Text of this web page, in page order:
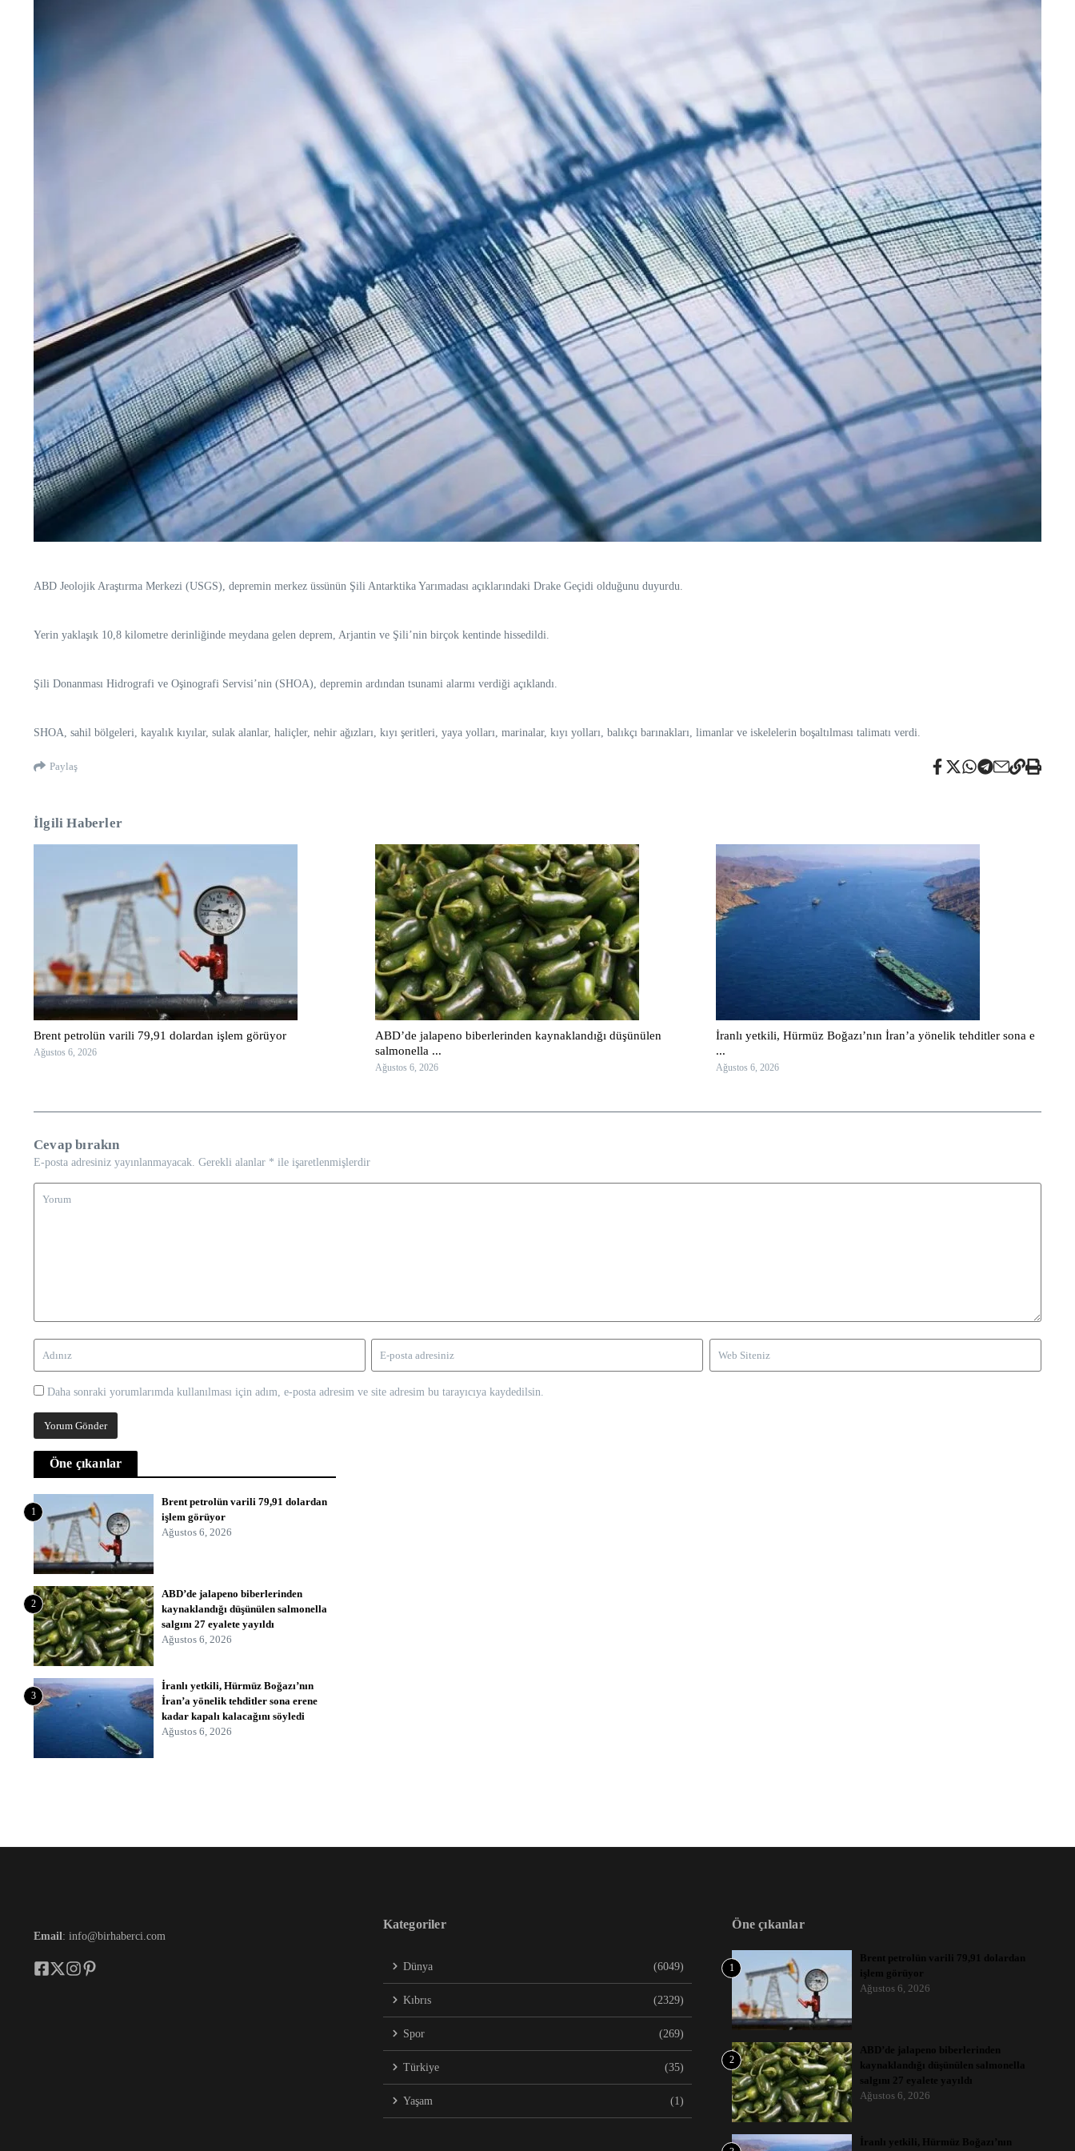
ABD Jeolojik Araştırma Merkezi (USGS), depremin merkez üssünün Şili Antarktika Yarımadası açıklarındaki Drake Geçidi olduğunu duyurdu.
Yerin yaklaşık 10,8 kilometre derinliğinde meydana gelen deprem, Arjantin ve Şili’nin birçok kentinde hissedildi.
Şili Donanması Hidrografi ve Oşinografi Servisi’nin (SHOA), depremin ardından tsunami alarmı verdiği açıklandı.
SHOA, sahil bölgeleri, kayalık kıyılar, sulak alanlar, haliçler, nehir ağızları, kıyı şeritleri, yaya yolları, marinalar, kıyı yolları, balıkçı barınakları, limanlar ve iskelelerin boşaltılması talimatı verdi.
Paylaş
İlgili Haberler
Brent petrolün varili 79,91 dolardan işlem görüyor
Ağustos 6, 2026
ABD’de jalapeno biberlerinden kaynaklandığı düşünülen
salmonella ...
Ağustos 6, 2026
İranlı yetkili, Hürmüz Boğazı’nın İran’a yönelik tehditler sona e
...
Ağustos 6, 2026
Cevap bırakın
E-posta adresiniz yayınlanmayacak. Gerekli alanlar * ile işaretlenmişlerdir
Daha sonraki yorumlarımda kullanılması için adım, e-posta adresim ve site adresim bu tarayıcıya kaydedilsin.
Öne çıkanlar
1
Brent petrolün varili 79,91 dolardan
işlem görüyor
Ağustos 6, 2026
2
ABD’de jalapeno biberlerinden
kaynaklandığı düşünülen salmonella
salgını 27 eyalete yayıldı
Ağustos 6, 2026
3
İranlı yetkili, Hürmüz Boğazı’nın
İran’a yönelik tehditler sona erene
kadar kapalı kalacağını söyledi
Ağustos 6, 2026
Email : info@birhaberci.com
Kategoriler
Dünya (6049)
Kıbrıs (2329)
Spor (269)
Türkiye (35)
Yaşam (1)
Öne çıkanlar
1
Brent petrolün varili 79,91 dolardan
işlem görüyor
Ağustos 6, 2026
2
ABD’de jalapeno biberlerinden
kaynaklandığı düşünülen salmonella
salgını 27 eyalete yayıldı
Ağustos 6, 2026
İranlı yetkili, Hürmüz Boğazı’nın